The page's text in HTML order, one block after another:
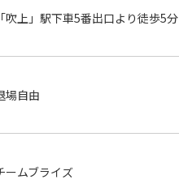
吹上」駅下車5番出口より徒歩5分
場自由
ームブライズ